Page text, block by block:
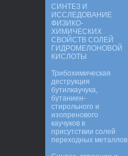
СИНТЕЗ И
ИССЛЕДОВАНИЕ
ФИЗИКО-
ХИМИЧЕСКИХ
СВОЙСТВ СОЛЕЙ
ГИДРОМЕЛОНОВОЙ
КИСЛОТЫ
Трибохимическая
деструкция
бутилкаучука,
бутаниен-
стирольного и
изопренового
каучуков в
присутствии солей
переходных металлов